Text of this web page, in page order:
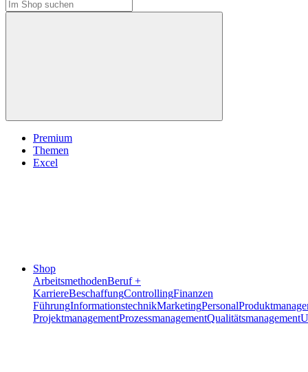
Premium
Themen
Excel
Shop
ArbeitsmethodenBeruf +
KarriereBeschaffungControllingFinanzen
FührungInformationstechnikMarketingPersonal
ProjektmanagementProzessmanagementQualitätsmanagement